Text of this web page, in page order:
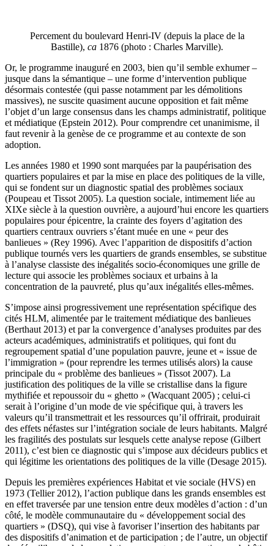
Percement du boulevard Henri-IV (depuis la place de la
Bastille), ca 1876 (photo : Charles Marville).
Or, le programme inauguré en 2003, bien qu’il semble exhumer –
jusque dans la sémantique – une forme d’intervention publique
désormais contestée (qui passe notamment par les démolitions
massives), ne suscite quasiment aucune opposition et fait même
l’objet d’un large consensus dans les champs administratif, politique
et médiatique (Epstein 2012). Pour comprendre cet unanimisme, il
faut revenir à la genèse de ce programme et au contexte de son
adoption.
Les années 1980 et 1990 sont marquées par la paupérisation des
quartiers populaires et par la mise en place des politiques de la ville,
qui se fondent sur un diagnostic spatial des problèmes sociaux
(Poupeau et Tissot 2005). La question sociale, intimement liée au
XIXe siècle à la question ouvrière, a aujourd’hui encore les quartiers
populaires pour épicentre, la crainte des foyers d’agitation des
quartiers centraux ouvriers s’étant muée en une « peur des
banlieues » (Rey 1996). Avec l’apparition de dispositifs d’action
publique tournés vers les quartiers de grands ensembles, se substitue
à l’analyse classiste des inégalités socio-économiques une grille de
lecture qui associe les problèmes sociaux et urbains à la
concentration de la pauvreté, plus qu’aux inégalités elles-mêmes.
S’impose ainsi progressivement une représentation spécifique des
cités HLM, alimentée par le traitement médiatique des banlieues
(Berthaut 2013) et par la convergence d’analyses produites par des
acteurs académiques, administratifs et politiques, qui font du
regroupement spatial d’une population pauvre, jeune et « issue de
l’immigration » (pour reprendre les termes utilisés alors) la cause
principale du « problème des banlieues » (Tissot 2007). La
justification des politiques de la ville se cristallise dans la figure
mythifiée et repoussoir du « ghetto » (Wacquant 2005) ; celui-ci
serait à l’origine d’un mode de vie spécifique qui, à travers les
valeurs qu’il transmettrait et les ressources qu’il offrirait, produirait
des effets néfastes sur l’intégration sociale de leurs habitants. Malgré
les fragilités des postulats sur lesquels cette analyse repose (Gilbert
2011), c’est bien ce diagnostic qui s’impose aux décideurs publics et
qui légitime les orientations des politiques de la ville (Desage 2015).
Depuis les premières expériences Habitat et vie sociale (HVS) en
1973 (Tellier 2012), l’action publique dans les grands ensembles est
en effet traversée par une tension entre deux modèles d’action : d’un
côté, le modèle communautaire du « développement social des
quartiers » (DSQ), qui vise à favoriser l’insertion des habitants par
des dispositifs d’animation et de participation ; de l’autre, un objectif